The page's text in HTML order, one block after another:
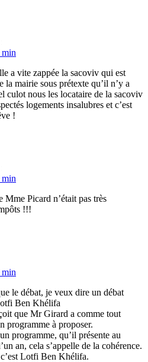
min
a vite zappée la sacoviv qui est
la mairie sous prétexte qu’il n’y a
culot nous les locataire de la sacoviv
logements insalubres et c’est
!
min
Mme Picard n’était pas très
!!!
min
le débat, je veux dire un débat
Ben Khélifa
que Mr Girard a comme tout
programme à proposer.
programme, qu’il présente au
an, cela s’appelle de la cohérence.
Lotfi Ben Khélifa.